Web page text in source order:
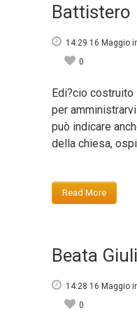
Battistero
14:29 16 Maggio
0
Edi?cio
per
può indicare
della chiesa,
Read More
Beata
14:28 16 Maggio
0